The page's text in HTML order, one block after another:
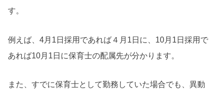
す。
例えば、4月1日採用であれば４月1日に、10月1日採用で
あれば10月1日に保育士の配属先が分かります。
また、すでに保育士として勤務していた場合でも、異動